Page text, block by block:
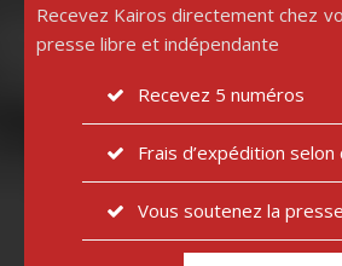
Recevez Kairos directement chez
presse libre et indépendante
Recevez 5 numéros
Frais d’expédition
Vous soutenez la